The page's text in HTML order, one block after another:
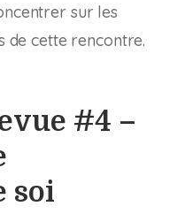
sur les
de cette rencontre.
#4 –
soi